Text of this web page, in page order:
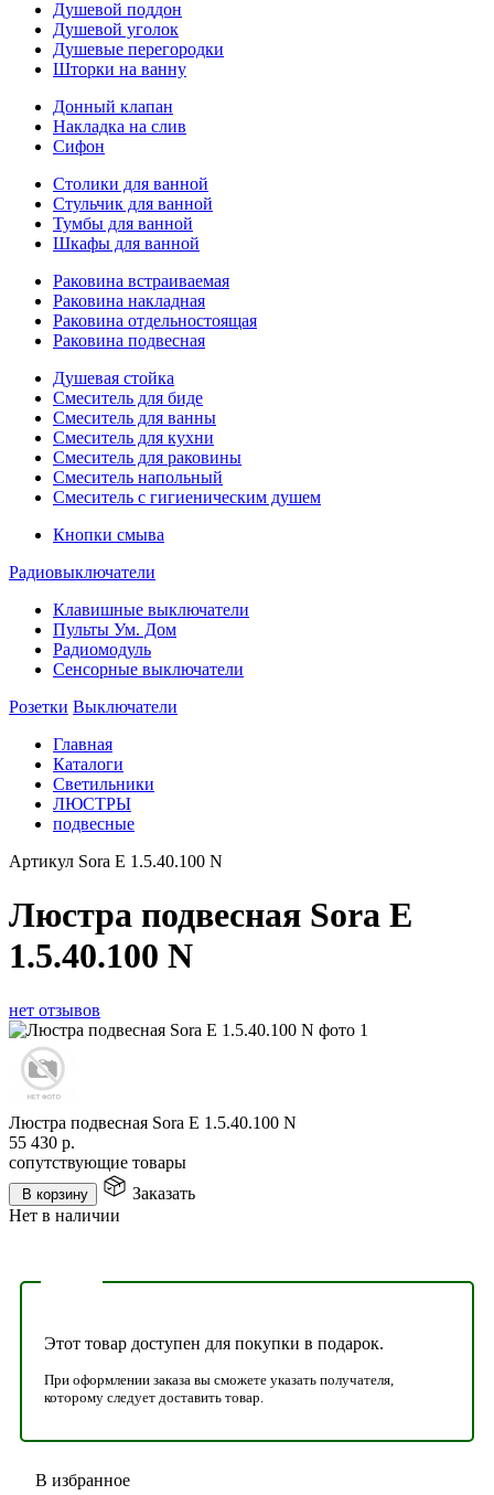
Душевой поддон
Душевой уголок
Душевые перегородки
Шторки на ванну
Донный клапан
Накладка на слив
Сифон
Столики для ванной
Стульчик для ванной
Тумбы для ванной
Шкафы для ванной
Раковина встраиваемая
Раковина накладная
Раковина отдельностоящая
Раковина подвесная
Душевая стойка
Смеситель для биде
Смеситель для ванны
Смеситель для кухни
Смеситель для раковины
Смеситель напольный
Смеситель с гигиеническим душем
Кнопки смыва
Радиовыключатели
Клавишные выключатели
Пульты Ум. Дом
Радиомодуль
Сенсорные выключатели
Розетки Выключатели
Главная
Каталоги
Светильники
ЛЮСТРЫ
подвесные
Артикул Sora E 1.5.40.100 N
Люстра подвесная Sora E
1.5.40.100 N
нет отзывов
Люстра подвесная Sora E 1.5.40.100 N
55 430 р.
сопутствующие товары
В корзину
Заказать
Нет в наличии
Этот товар доступен для покупки в подарок.
При оформлении заказа вы сможете указать получателя,
которому следует доставить товар.
В избранное